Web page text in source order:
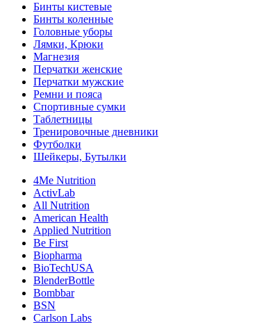
Бинты кистевые
Бинты коленные
Головные уборы
Лямки, Крюки
Магнезия
Перчатки женские
Перчатки мужские
Ремни и пояса
Спортивные сумки
Таблетницы
Тренировочные дневники
Футболки
Шейкеры, Бутылки
4Me Nutrition
ActivLab
All Nutrition
American Health
Applied Nutrition
Be First
Biopharma
BioTechUSA
BlenderBottle
Bombbar
BSN
Carlson Labs